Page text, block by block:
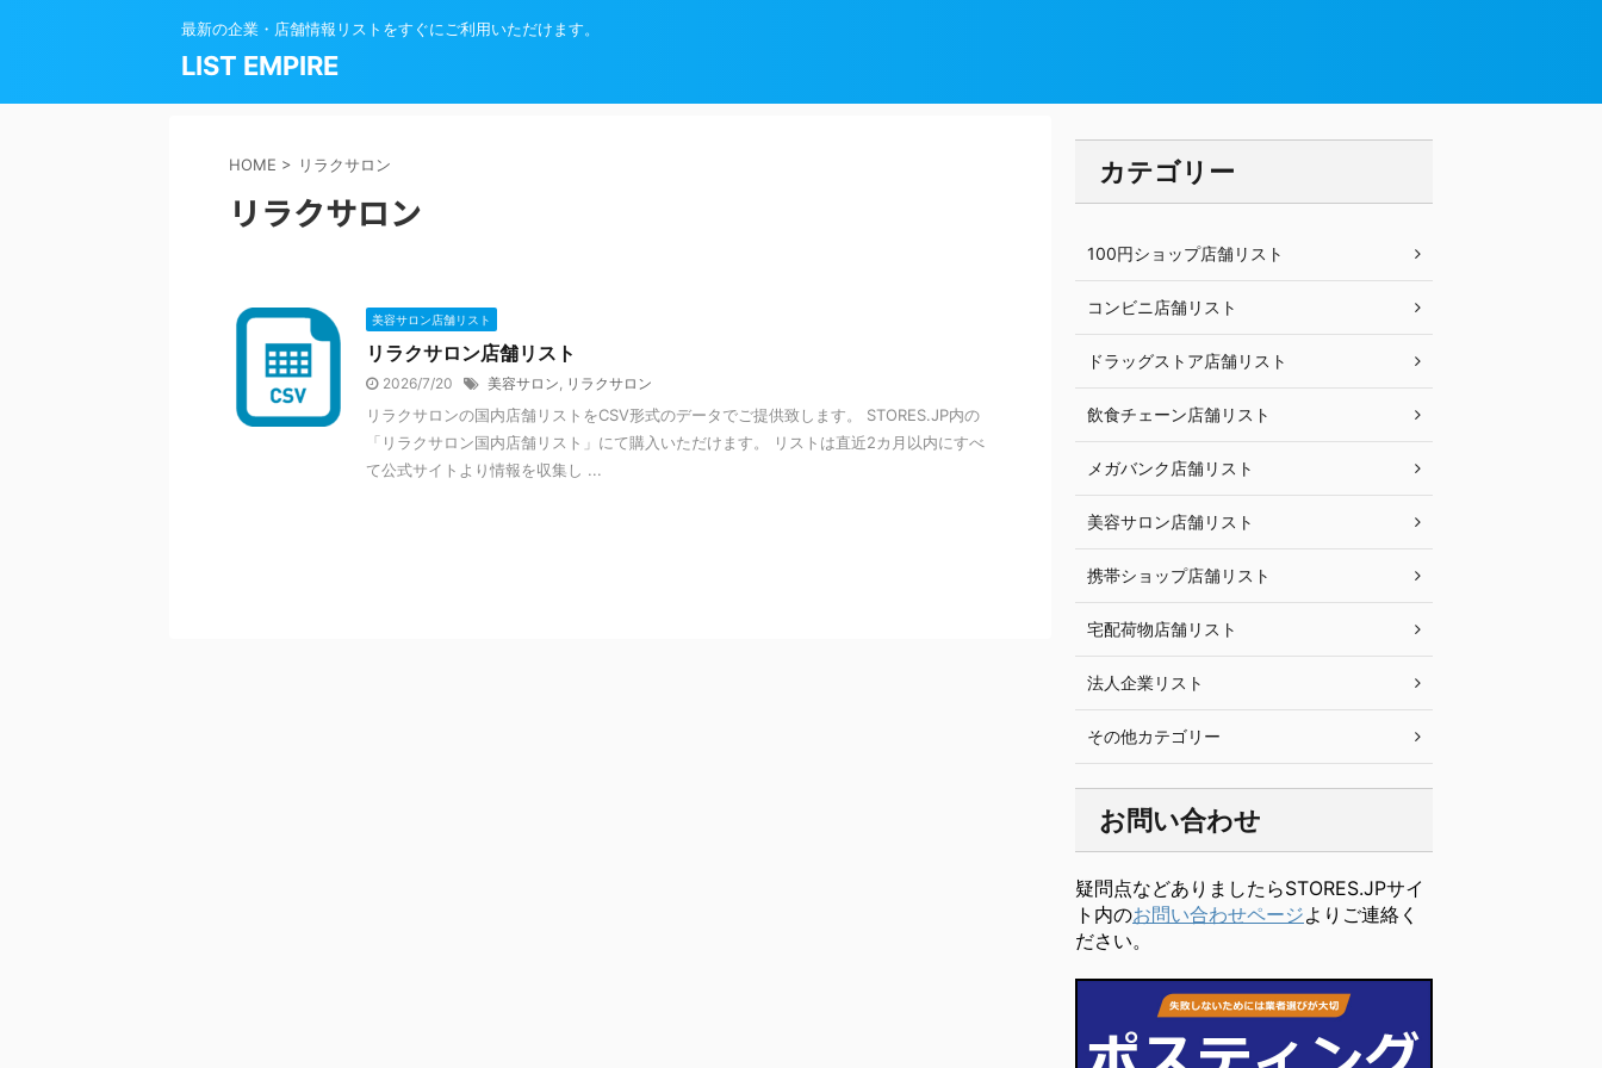
最新の企業・店舗情報リストをすぐにご利用いただけます。
LIST EMPIRE
HOME > リラクサロン
リラクサロン
美容サロン店舗リスト
リラクサロン店舗リスト
2026/7/20 美容サロン, リラクサロン
リラクサロンの国内店舗リストをCSV形式のデータでご提供致します。 STORES.JP内の
「リラクサロン国内店舗リスト」にて購入いただけます。 リストは直近2カ月以内にすべ
て公式サイトより情報を収集し ...
カテゴリー
100円ショップ店舗リスト
コンビニ店舗リスト
ドラッグストア店舗リスト
飲食チェーン店舗リスト
メガバンク店舗リスト
美容サロン店舗リスト
携帯ショップ店舗リスト
宅配荷物店舗リスト
法人企業リスト
その他カテゴリー
お問い合わせ
疑問点などありましたらSTORES.JPサイ
ト内のお問い合わせページよりご連絡く
ださい。